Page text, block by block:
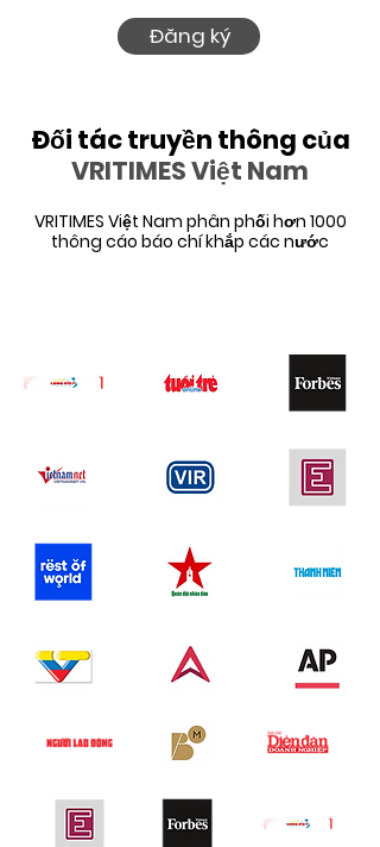
Đăng ký
Đối tác truyền thông của
VRITIMES Việt Nam
VRITIMES Việt Nam phân phối hơn 1000
thông cáo báo chí khắp các nước